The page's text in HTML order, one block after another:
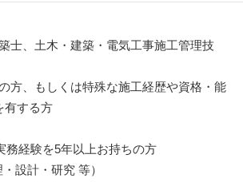
士、土木・建築・電気工事施工管理技
方、もしくは特殊な施工経歴や資格・能
有する方
経験を5年以上お持ちの方
設計・研究 等）